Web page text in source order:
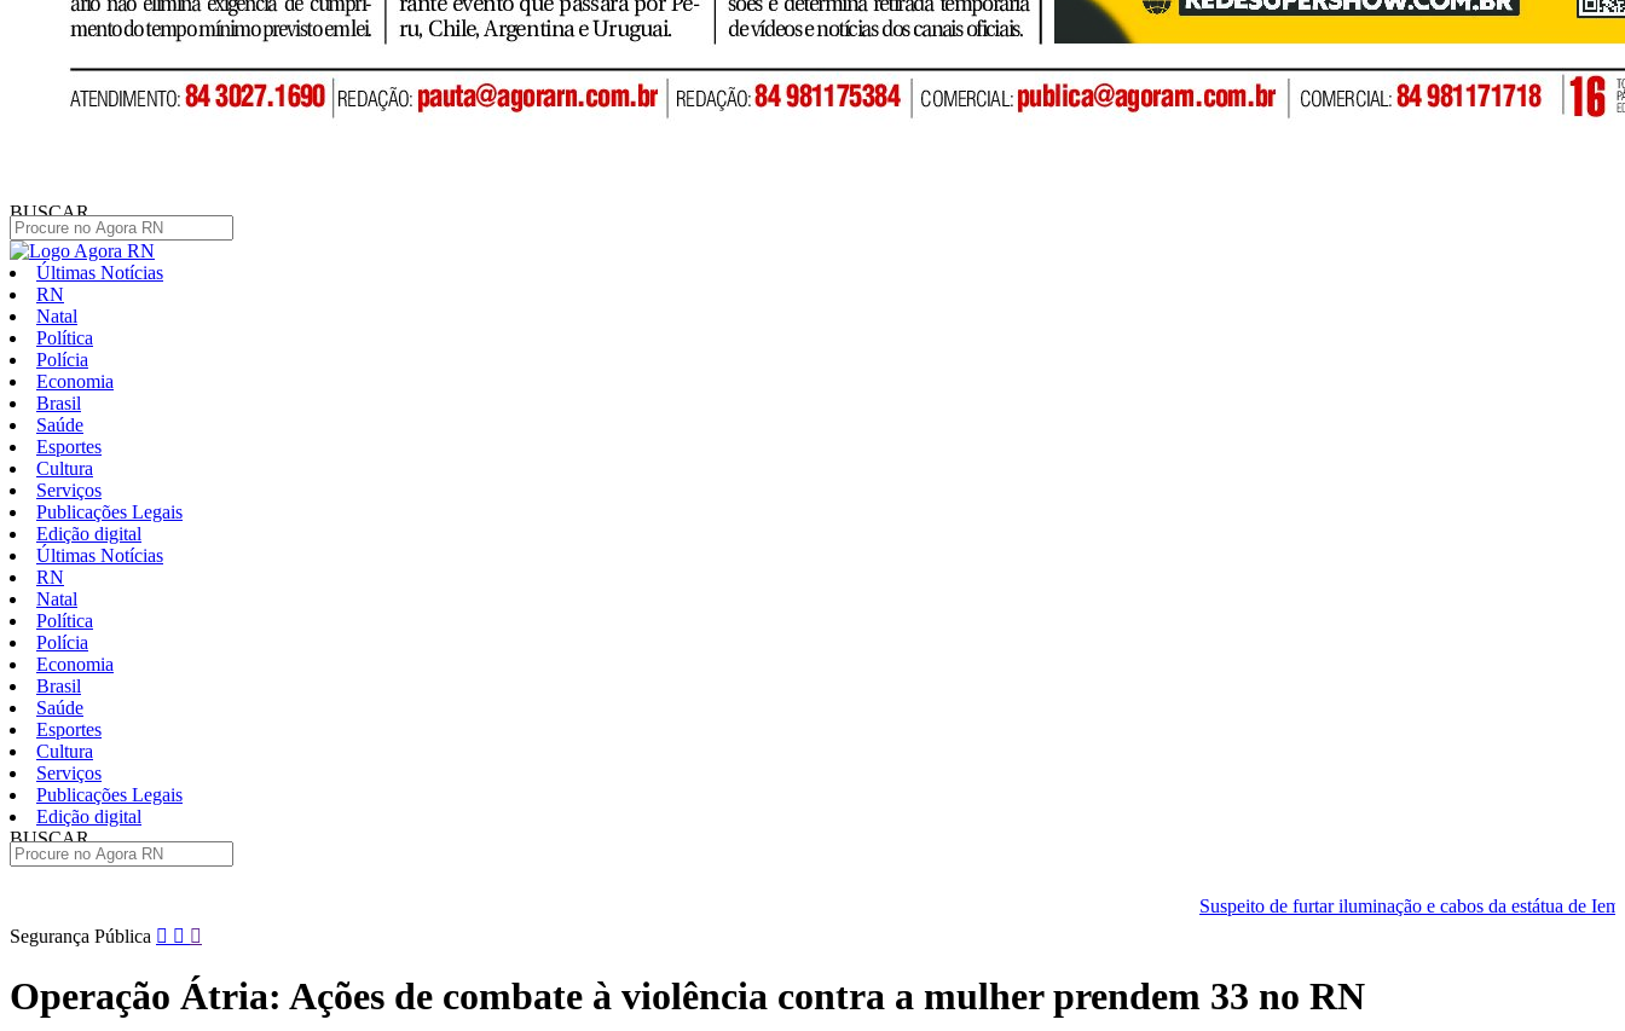
BUSCAR
Últimas Notícias
RN
Natal
Política
Polícia
Economia
Brasil
Saúde
Esportes
Cultura
Serviços
Publicações Legais
Edição digital
Últimas Notícias
RN
Natal
Política
Polícia
Economia
Brasil
Saúde
Esportes
Cultura
Serviços
Publicações Legais
Edição digital
BUSCAR
Suspeito de furtar iluminação e cabos da estátua de Iemanjá é preso em
Pular
para
conteúdo
Segurança Pública
Operação Átria: Ações de combate à violência contra a mulher prendem 33 no RN